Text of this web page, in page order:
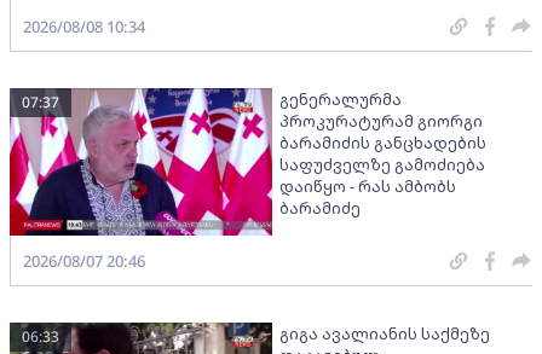
2026/08/08 10:34
გენერალურმა
პროკურატურამ გიორგი
ბარამიძის განცხადების
საფუძველზე გამოძიება
დაიწყო - რას ამბობს
ბარამიძე
07:37
2026/08/07 20:46
გიგა ავალიანის საქმეზე
06:33